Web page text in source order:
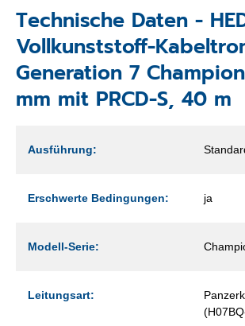
Technische Daten -
Vollkunststoff-
Generation 7
mm mit PRCD-S, 40 m
Ausführung:
Erschwerte Bedingungen: ja
Modell-Serie:
Leitungsart: